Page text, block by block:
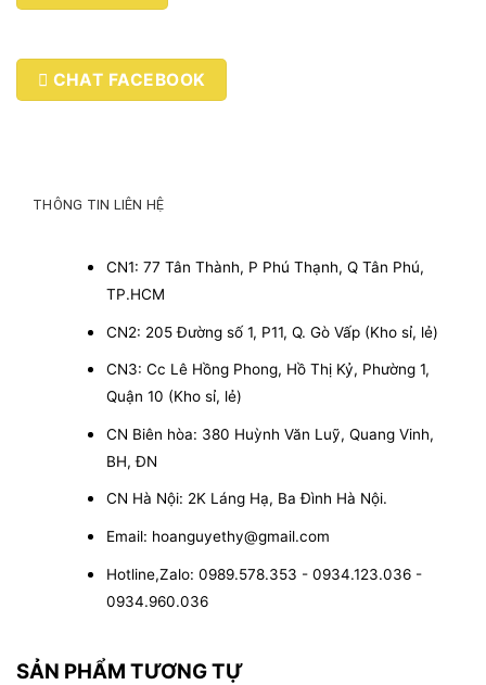
CHAT FACEBOOK
THÔNG TIN LIÊN HỆ
CN1: 77 Tân Thành, P Phú Thạnh, Q Tân Phú,
TP.HCM
CN2: 205 Đường số 1, P11, Q. Gò Vấp (Kho sỉ, lẻ)
CN3: Cc Lê Hồng Phong, Hồ Thị Kỷ, Phường 1,
Quận 10 (Kho sỉ, lẻ)
CN Biên hòa: 380 Huỳnh Văn Luỹ, Quang Vinh,
BH, ĐN
CN Hà Nội: 2K Láng Hạ, Ba Đình Hà Nội.
Email: hoanguyethy@gmail.com
Hotline,Zalo: 0989.578.353 - 0934.123.036 -
0934.960.036
SẢN PHẨM TƯƠNG TỰ